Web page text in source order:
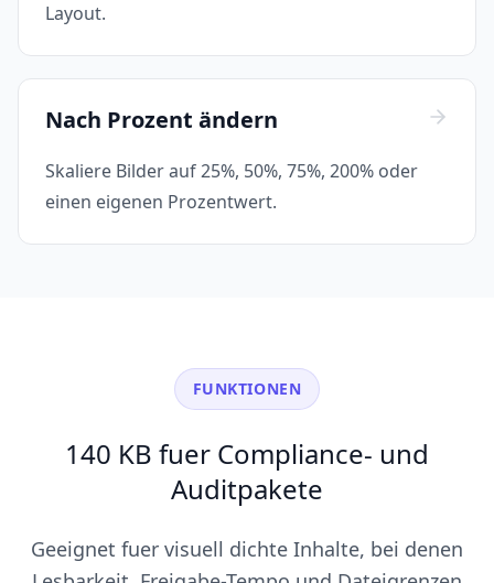
Layout.
Nach Prozent ändern
Skaliere Bilder auf 25%, 50%, 75%, 200% oder
einen eigenen Prozentwert.
FUNKTIONEN
140 KB fuer Compliance- und
Auditpakete
Geeignet fuer visuell dichte Inhalte, bei denen